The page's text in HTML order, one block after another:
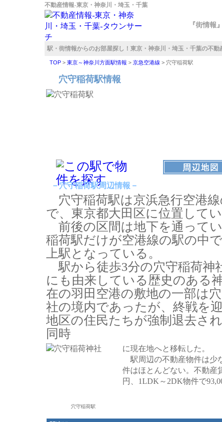
不動産情報‐東京・神奈川・埼玉・千葉
『街情報
駅・街情報からのお部屋探し！ 東京・神奈川・埼玉・千葉の不動
TOP > 東京～神奈川方面駅情報 > 京急空港線 > 穴守稲荷駅
穴守稲荷駅情報
－穴守稲荷駅周辺情報－
穴守稲荷駅は京浜急行空港
で、東京都大田区に位置して
前後の区間は地下を通って
稲荷駅だけが空港線の駅の中
上駅となっている。
駅から徒歩3分の穴守稲荷神
にも由来している歴史のある
在の羽田空港の敷地の一部は
社の境内であったが、終戦を
地区の住民たちが強制退去さ
同時
に現在地へと移転した。
駅周辺の不動産物件は少
件はほとんどない。不動産
円、1LDK～2DK物件で
穴守稲荷駅